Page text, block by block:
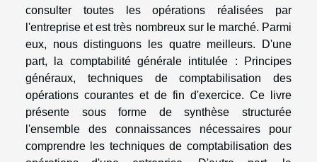
consulter toutes les opérations réalisées par
l'entreprise et est très nombreux sur le marché. Parmi
eux, nous distinguons les quatre meilleurs. D'une
part, la comptabilité générale intitulée : Principes
généraux, techniques de comptabilisation des
opérations courantes et de fin d'exercice. Ce livre
présente sous forme de synthèse structurée
l'ensemble des connaissances nécessaires pour
comprendre les techniques de comptabilisation des